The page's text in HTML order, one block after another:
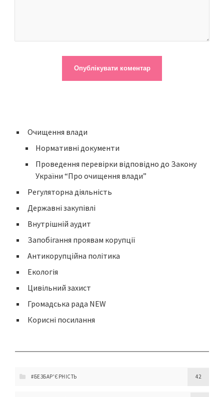
Очищення влади
Нормативні документи
Проведення перевірки відповідно до Закону
України “Про очищення влади”
Регуляторна діяльність
Державні закупівлі
Внутрішній аудит
Запобігання проявам корупції
Антикорупційна політика
Екологія
Цивільний захист
Громадська рада NEW
Корисні посилання
#БЕЗБАР'ЄРНІСТЬ 42